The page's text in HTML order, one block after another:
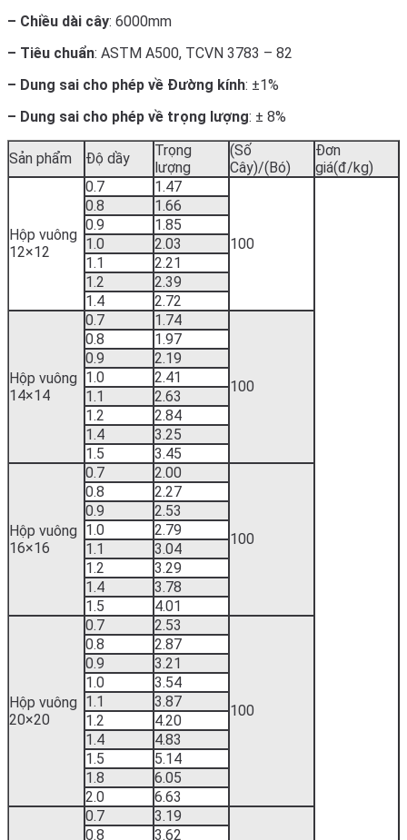
– Chiều dài cây: 6000mm
– Tiêu chuẩn: ASTM A500, TCVN 3783 – 82
– Dung sai cho phép về Đường kính: ±1%
– Dung sai cho phép về trọng lượng: ± 8%
Sản phẩm Độ dầy
Trọng
lượng
(Số
Cây)/(Bó)
Đơn
giá(đ/kg)
Hộp vuông
12×12
0.7 1.47
100
0.8
1.66
0.9
1.85
1.0
2.03
1.1
2.21
1.2
2.39
1.4
2.72
Hộp vuông
14×14
0.7 1.74
100
0.8
1.97
0.9
2.19
1.0
2.41
1.1
2.63
1.2
2.84
1.4
3.25
1.5
3.45
Hộp vuông
16×16
0.7 2.00
100
0.8
2.27
0.9
2.53
1.0
2.79
1.1
3.04
1.2
3.29
1.4
3.78
1.5
4.01
Hộp vuông
20×20
0.7 2.53
100
0.8
2.87
0.9
3.21
1.0
3.54
1.1
3.87
1.2
4.20
1.4
4.83
1.5
5.14
1.8
6.05
2.0
6.63
0.7 3.19
0.8
3.62